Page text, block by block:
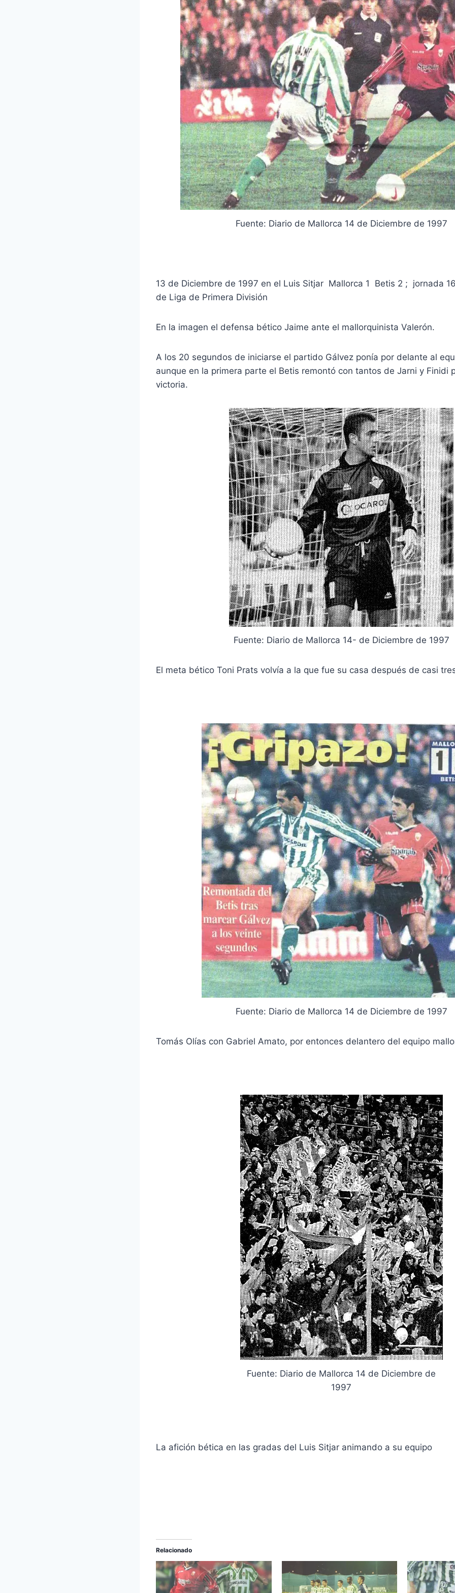
Fuente: Diario de Mallorca 14 de Diciembre de 1997
13 de Diciembre de 1997 en el Luis Sitjar Mallorca 1 Betis 2 ; jornada
de Liga de Primera División
En la imagen el defensa bético Jaime ante el mallorquinista Valerón.
A los 20 segundos de iniciarse el partido Gálvez ponía por delante al
aunque en la primera parte el Betis remontó con tantos de Jarni y Finidi
victoria.
Fuente: Diario de Mallorca 14- de Diciembre de 1997
El meta bético Toni Prats volvía a la que fue su casa después de casi
Fuente: Diario de Mallorca 14 de Diciembre de 1997
Tomás Olías con Gabriel Amato, por entonces delantero del equipo
Fuente: Diario de Mallorca 14 de Diciembre de
1997
La afición bética en las gradas del Luis Sitjar animando a su equipo
Relacionado